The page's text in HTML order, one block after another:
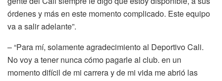
órdenes y más en este momento complicado. Este equipo
va a salir adelante”.
– “Para mí, solamente agradecimiento al Deportivo Cali.
No voy a tener nunca cómo pagarle al club. en un
momento difícil de mi carrera y de mi vida me abrió las